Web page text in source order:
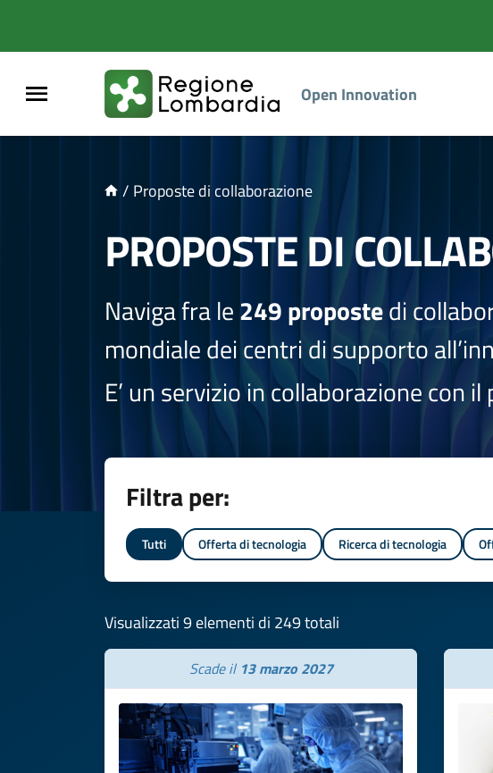
Open Innovation
/ Proposte di collaborazione
PROPOSTE DI
Naviga fra le249 propostedi
mondiale dei centri di supporto
E’ un servizio in collaborazione con
Filtra per:
Tutti Offerta di tecnologia Ricerca di tecnologia
Visualizzati 9 elementi di 249 totali
Scade il 13 marzo 2027